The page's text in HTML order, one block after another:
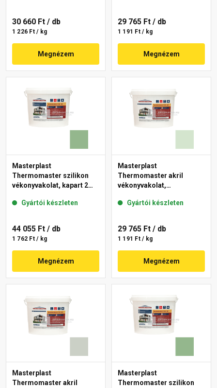
30 660 Ft / db
1 226 Ft / kg
Megnézem
29 765 Ft / db
1 191 Ft / kg
Megnézem
Masterplast
Thermomaster szilikon
vékonyvakolat, kapart 2
Gyártói készleten
44 055 Ft / db
1 762 Ft / kg
Megnézem
Masterplast
Thermomaster akril
vékonyvakolat,
41-E 25 kg
Gyártói készleten
29 765 Ft / db
1 191 Ft / kg
Megnézem
Masterplast
Thermomaster akril
Masterplast
Thermomaster szilikon